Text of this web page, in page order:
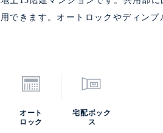
用できます。オートロックやディン
オート
ロック
宅配ボック
ス